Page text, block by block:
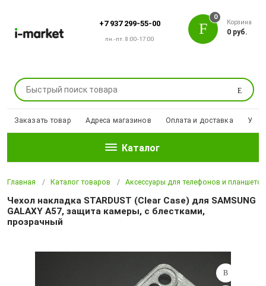
+7 937 299-55-00
пн.-пт. 8:00-17:00
Поиск
0
Корзина
0 руб.
Заказать товар Адреса магазинов Оплата и доставка
Каталог
Главная Каталог товаров Аксессуары для телефонов и планшетов
Чехол накладка STARDUST (Clear Case) для SAMSUNG
GALAXY A57, защита камеры, с блестками,
прозрачный